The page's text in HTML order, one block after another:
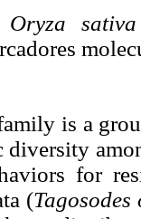
Oryza
is a
diversity
for
(